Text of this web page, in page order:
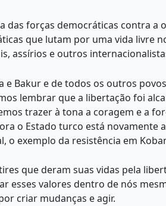
forças democráticas contra a
que lutam por uma vida livre
assírios e outros
e Bakur e de todos os outros
lembrar que a libertação foi
trazer à tona a coragem e a
o Estado turco está novamente
o exemplo da resistência em
que deram suas vidas pela
esses valores dentro de nós
criar mudanças e agir.